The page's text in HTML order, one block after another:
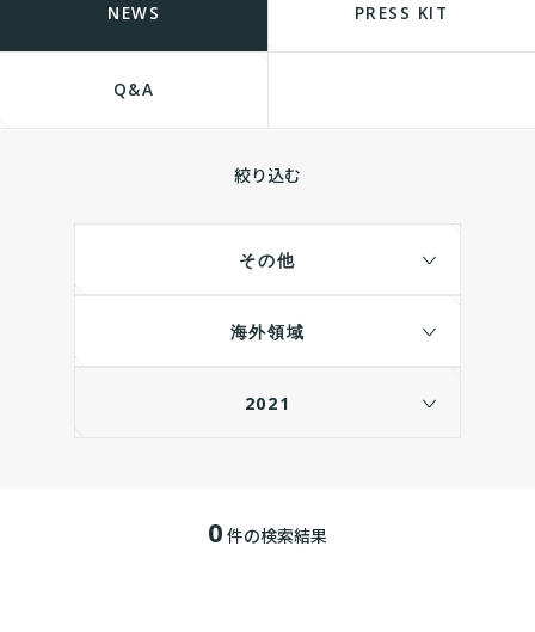
NEWS PRESS KIT
Q&A
絞り込む
その他
海外領域
2021
0 件の検索結果